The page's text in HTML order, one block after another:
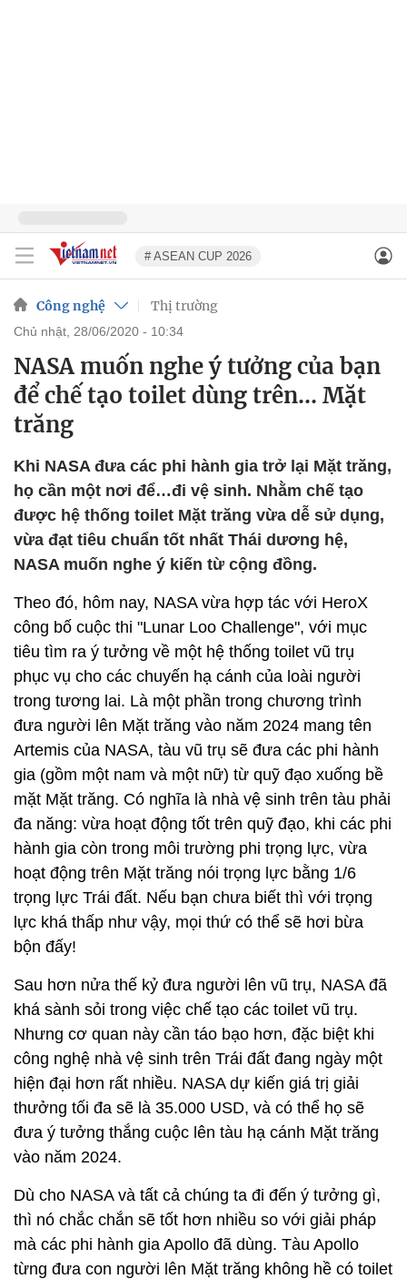
# ASEAN CUP 2026
Công nghệ Thị trường
chủ nhật, 28/06/2020 - 10:34
NASA muốn nghe ý tưởng của bạn
để chế tạo toilet dùng trên… Mặt
trăng
Khi NASA đưa các phi hành gia trở lại Mặt trăng,
họ cần một nơi để…đi vệ sinh. Nhằm chế tạo
được hệ thống toilet Mặt trăng vừa dễ sử dụng,
vừa đạt tiêu chuẩn tốt nhất Thái dương hệ,
NASA muốn nghe ý kiến từ cộng đồng.
Theo đó, hôm nay, NASA vừa hợp tác với HeroX
công bố cuộc thi "Lunar Loo Challenge", với mục
tiêu tìm ra ý tưởng về một hệ thống toilet vũ trụ
phục vụ cho các chuyến hạ cánh của loài người
trong tương lai. Là một phần trong chương trình
đưa người lên Mặt trăng vào năm 2024 mang tên
Artemis của NASA, tàu vũ trụ sẽ đưa các phi hành
gia (gồm một nam và một nữ) từ quỹ đạo xuống bề
mặt Mặt trăng. Có nghĩa là nhà vệ sinh trên tàu phải
đa năng: vừa hoạt động tốt trên quỹ đạo, khi các phi
hành gia còn trong môi trường phi trọng lực, vừa
hoạt động trên Mặt trăng nói trọng lực bằng 1/6
trọng lực Trái đất. Nếu bạn chưa biết thì với trọng
lực khá thấp như vậy, mọi thứ có thể sẽ hơi bừa
bộn đấy!
Sau hơn nửa thế kỷ đưa người lên vũ trụ, NASA đã
khá sành sỏi trong việc chế tạo các toilet vũ trụ.
Nhưng cơ quan này cần táo bạo hơn, đặc biệt khi
công nghệ nhà vệ sinh trên Trái đất đang ngày một
hiện đại hơn rất nhiều. NASA dự kiến giá trị giải
thưởng tối đa sẽ là 35.000 USD, và có thể họ sẽ
đưa ý tưởng thắng cuộc lên tàu hạ cánh Mặt trăng
vào năm 2024.
Dù cho NASA và tất cả chúng ta đi đến ý tưởng gì,
thì nó chắc chắn sẽ tốt hơn nhiều so với giải pháp
mà các phi hành gia Apollo đã dùng. Tàu Apollo
từng đưa con người lên Mặt trăng không hề có toilet